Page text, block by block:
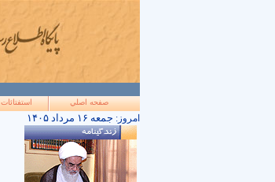
صفحه اصلي استفتائات
امروز: ۱۴۰۵ جمعه ۱۶ مرداد